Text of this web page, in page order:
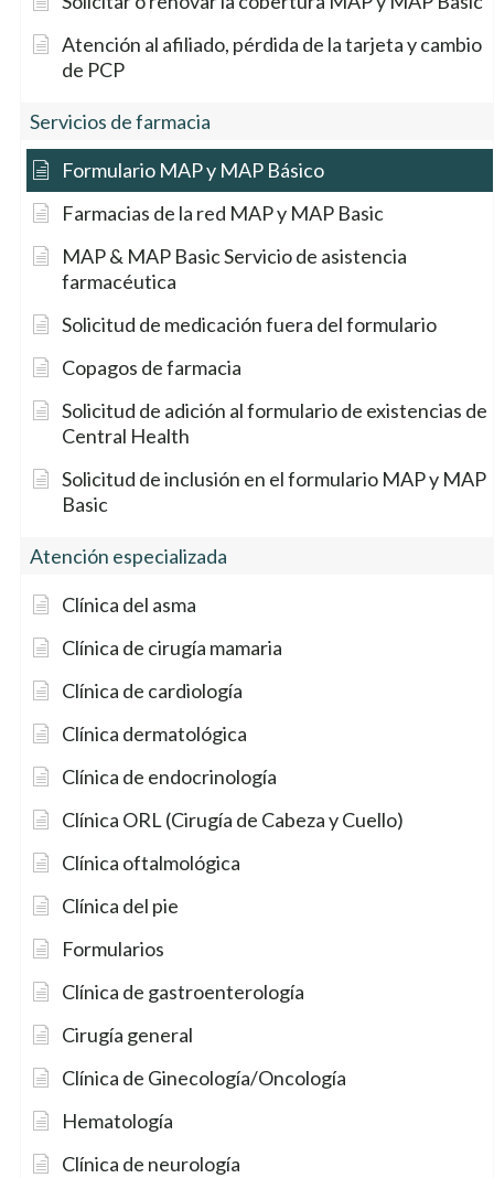
Atención al afiliado, pérdida de la tarjeta y cambio
de PCP
Servicios de farmacia
Formulario MAP y MAP Básico
Farmacias de la red MAP y MAP Basic
MAP & MAP Basic Servicio de asistencia
farmacéutica
Solicitud de medicación fuera del formulario
Copagos de farmacia
Solicitud de adición al formulario de existencias de
Central Health
Solicitud de inclusión en el formulario MAP y MAP
Basic
Atención especializada
Clínica del asma
Clínica de cirugía mamaria
Clínica de cardiología
Clínica dermatológica
Clínica de endocrinología
Clínica ORL (Cirugía de Cabeza y Cuello)
Clínica oftalmológica
Clínica del pie
Formularios
Clínica de gastroenterología
Cirugía general
Clínica de Ginecología/Oncología
Hematología
Clínica de neurología